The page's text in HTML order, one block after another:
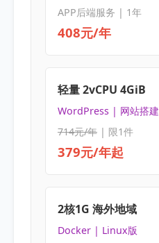
APP后端服务 | 1年
408元/年
轻量 2vCPU 4GiB
WordPress | 网站搭建
714元/年| 限1件
379元/年起
2核1G 海外地域
Docker | Linux版